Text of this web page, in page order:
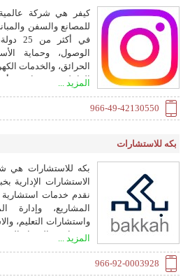
كيفر هي شركة
في
الوصول، وحماية
الحرائق، والخدمات
الداخلية. مهمتنا هي
آمنة وفعالة ومستدامة
المزيد ...
966-49-42130550
بكه للاستشارات
بكه للاستشارات هي
نقدم خدمات استشارية
المشاريع، وإدارة
واستشارات التعليم،
فريقنا من الخبراء
المزيد ...
966-92-0003928